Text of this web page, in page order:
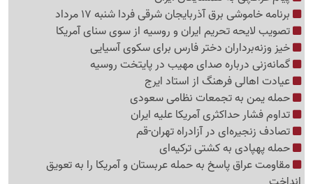
برنامه خاموشی برق آذربایجان شرقی فردا شنبه 17 مرداد
تصویب لایحه تحریم ایران و روسیه از سوی سنای آمریکا
خیز وزنه‌برداران دختر فارس برای سکوی آسیایی
گمانه‌زنی درباره صدای مهیب در پایتخت روسیه
عیادت اهالی فرهنگ از استاد ایرج
حمله یمن به تجمعات نظامی سعودی
تداوم فشار حداکثری آمریکا علیه ایران
تصادف زنجیره‌ای در آزادراه تهران-قم
حمله پهپادی به کشتی ترکیه‌ای
مقاومت عراق پاسخ به حمله عربستان و آمریکا را به تعویق